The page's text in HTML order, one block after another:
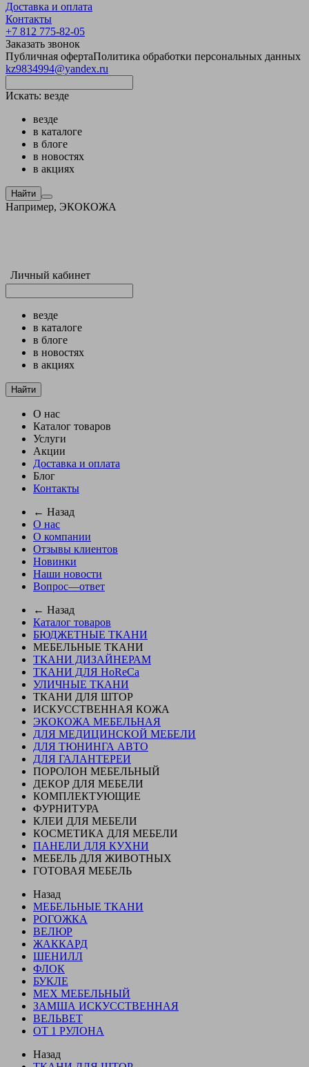
Доставка и оплата
Контакты
+7 812 775-82-05
Заказать звонок
Публичная офертаПолитика обработки персональных данных
kz9834994@yandex.ru
Искать: везде
везде
в каталоге
в блоге
в новостях
в акциях
Найти
Например, ЭКОКОЖА
Личный кабинет
везде
в каталоге
в блоге
в новостях
в акциях
Найти
О нас
Каталог товаров
Услуги
Акции
Доставка и оплата
Блог
Контакты
← Назад
О нас
О компании
Отзывы клиентов
Новинки
Наши новости
Вопрос—ответ
← Назад
Каталог товаров
БЮДЖЕТНЫЕ ТКАНИ
МЕБЕЛЬНЫЕ ТКАНИ
ТКАНИ ДИЗАЙНЕРАМ
ТКАНИ ДЛЯ HoReCa
УЛИЧНЫЕ ТКАНИ
ТКАНИ ДЛЯ ШТОР
ИСКУССТВЕННАЯ КОЖА
ЭКОКОЖА МЕБЕЛЬНАЯ
ДЛЯ МЕДИЦИНСКОЙ МЕБЕЛИ
ДЛЯ ТЮНИНГА АВТО
ДЛЯ ГАЛАНТЕРЕИ
ПОРОЛОН МЕБЕЛЬНЫЙ
ДЕКОР ДЛЯ МЕБЕЛИ
КОМПЛЕКТУЮЩИЕ
ФУРНИТУРА
КЛЕИ ДЛЯ МЕБЕЛИ
КОСМЕТИКА ДЛЯ МЕБЕЛИ
ПАНЕЛИ ДЛЯ КУХНИ
МЕБЕЛЬ ДЛЯ ЖИВОТНЫХ
ГОТОВАЯ МЕБЕЛЬ
Назад
МЕБЕЛЬНЫЕ ТКАНИ
РОГОЖКА
ВЕЛЮР
ЖАККАРД
ШЕНИЛЛ
ФЛОК
БУКЛЕ
МЕХ МЕБЕЛЬНЫЙ
ЗАМША ИСКУССТВЕННАЯ
ВЕЛЬВЕТ
ОТ 1 РУЛОНА
Назад